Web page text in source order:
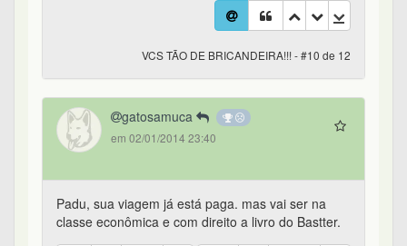
VCS TÃO DE BRICANDEIRA!!! - #10 de 12
gatosamuca
em 02/01/2014 23:40
Padu, sua viagem já está paga. mas vai ser na
classe econômica e com direito a livro do Bastter.